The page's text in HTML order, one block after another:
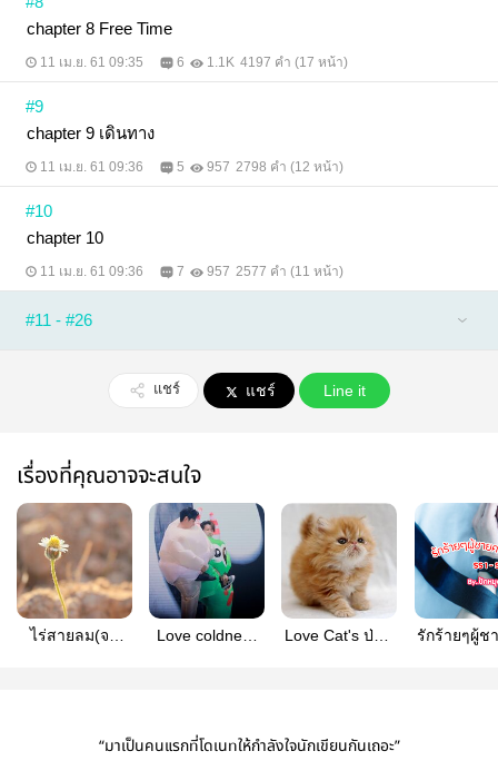
chapter 8 Free Time
11 เม.ย. 61 09:35 6 1.1K 4197 คำ (17 หน้า)
#9
chapter 9 เดินทาง
11 เม.ย. 61 09:36 5 957 2798 คำ (12 หน้า)
#10
chapter 10
11 เม.ย. 61 09:36 7 957 2577 คำ (11 หน้า)
#11 - #26
แชร์ แชร์ Line it
เรื่องที่คุณอาจจะสนใจ
ไร่สายลม(จบ
Love coldness
Love Cat's ป่วน
รักร้ายๆผู้ช
“มาเป็นคนแรกที่โดเนทให้กำลังใจนักเขียนกันเถอะ”